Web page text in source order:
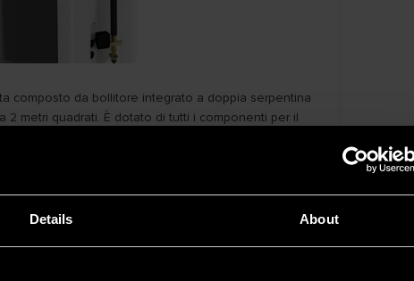
Details About
composto da bollitore integrato a doppia serpentina
metri quadrati. È dotato di tutti i componenti per il